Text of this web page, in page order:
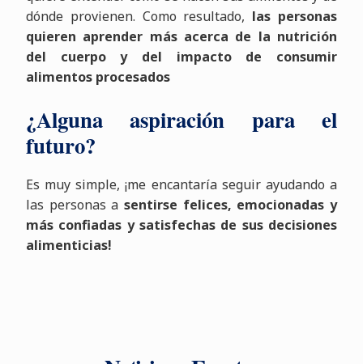
dónde provienen. Como resultado, las personas
quieren aprender más acerca de la nutrición
del cuerpo y del impacto de consumir
alimentos procesados
¿Alguna aspiración para el
futuro?
Es muy simple, ¡me encantaría seguir ayudando a
las personas a sentirse felices, emocionadas y
más confiadas y satisfechas de sus decisiones
alimenticias!